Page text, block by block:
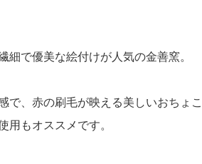
細で優美な絵付けが人気の金善窯。
で、赤の刷毛が映える美しいおちょこ
用もオススメです。